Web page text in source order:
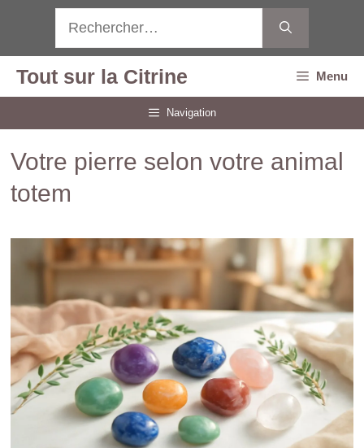
contenu
Tout sur la Citrine Menu
Navigation
Votre pierre selon votre animal
totem